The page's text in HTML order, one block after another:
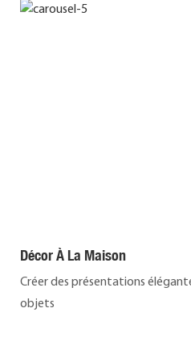
Décor À La Maison
Créer des présentations
objets